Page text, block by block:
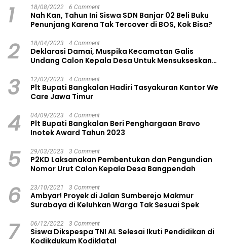
1 18/08/2022 6 Comment
Nah Kan, Tahun Ini Siswa SDN Banjar 02 Beli Buku
Penunjang Karena Tak Tercover di BOS, Kok Bisa?
2 18/04/2023 4 Comment
Deklarasi Damai, Muspika Kecamatan Galis
Undang Calon Kepala Desa Untuk Mensukseskan
3 12/02/2023 4 Comment
Plt Bupati Bangkalan Hadiri Tasyakuran Kantor We
Care Jawa Timur
4 04/09/2023 4 Comment
Plt Bupati Bangkalan Beri Penghargaan Bravo
Inotek Award Tahun 2023
5 29/03/2023 3 Comment
P2KD Laksanakan Pembentukan dan Pengundian
Nomor Urut Calon Kepala Desa Bangpendah
6 23/10/2021 3 Comment
Ambyar! Proyek di Jalan Sumberejo Makmur
Surabaya di Keluhkan Warga Tak Sesuai Spek
7 06/12/2022 3 Comment
Siswa Dikspespa TNI AL Selesai Ikuti Pendidikan di
Kodikdukum Kodiklatal